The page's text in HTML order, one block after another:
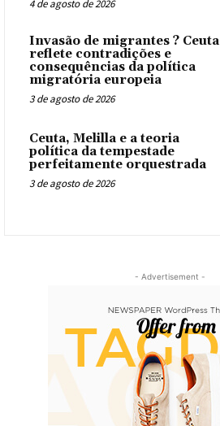
4 de agosto de 2026
Invasão de migrantes ? Ceuta
reflete contradições e
consequências da política
migratória europeia
3 de agosto de 2026
Ceuta, Melilla e a teoria
política da tempestade
perfeitamente orquestrada
3 de agosto de 2026
- Advertisement -